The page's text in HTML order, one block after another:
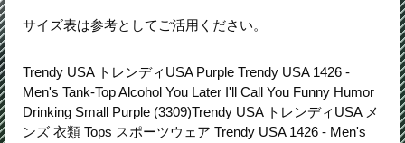
サイズ表は参考としてご活用ください。
Trendy USA トレンディUSA Purple Trendy USA 1426 -
Men's Tank-Top Alcohol You Later I'll Call You Funny Humor
Drinking Small Purple (3309)Trendy USA トレンディUSA メ
ンズ 衣類 Tops スポーツウェア Trendy USA 1426 - Men's